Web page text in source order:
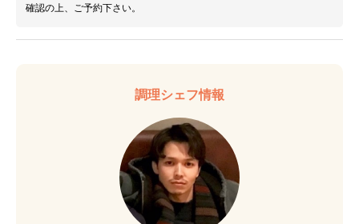
確認の上、ご予約下さい。
調理シェフ情報